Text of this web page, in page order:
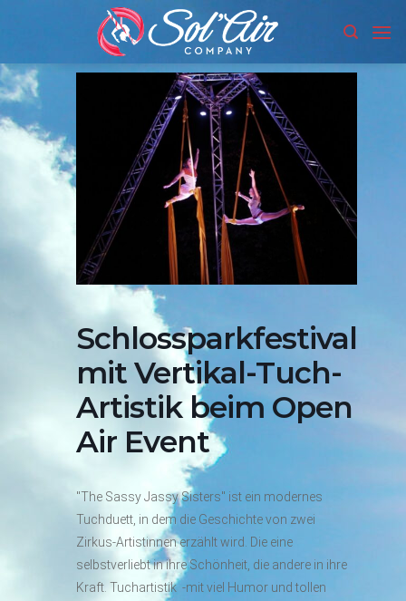
Schlossparkfestival
mit Vertikal-Tuch-
Artistik beim Open
Air Event
"The Sassy Jassy Sisters" ist ein modernes
Tuchduett, in dem die Geschichte von zwei
Zirkus-Artistinnen erzählt wird. Die eine
selbstverliebt in ihre Schönheit, die andere in ihre
Kraft. Tuchartistik -mit viel Humor und tollen